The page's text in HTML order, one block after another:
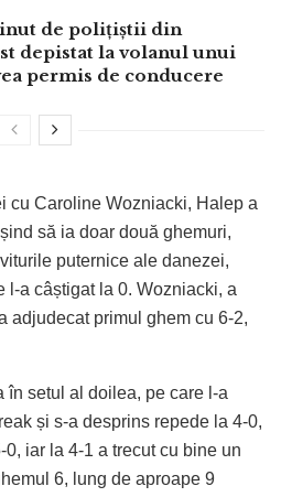
de polițiștii din
depistat la volanul unui
permis de conducere
cu Caroline Wozniacki, Halep a
să ia doar două ghemuri,
puternice ale danezei,
l-a câștigat la 0. Wozniacki, a
adjudecat primul ghem cu 6-2,
în setul al doilea, pe care l-a
și s-a desprins repede la 4-0,
iar la 4-1 a trecut cu bine un
6, lung de aproape 9